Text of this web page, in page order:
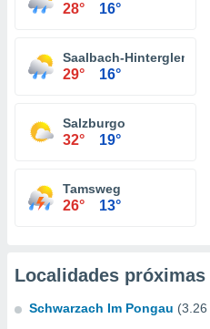
28° 16°
Saalbach-Hinterglemm
29° 16°
Salzburgo
32° 19°
Tamsweg
26° 13°
Localidades próximas
Schwarzach Im Pongau (3.26